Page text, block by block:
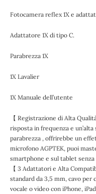
Fotocamera reflex 1X e
Adattatore 1X di tipo C.
Parabrezza 1X
1X Lavalier
1X Manuale dell’utente
【 Registrazione di Alta
risposta in frequenza e
parabrezza , offrirebbe un
microfono AGPTEK, puoi
smartphone e sul tablet senza
【 3 Adattatori e Alta
standard da 3,5 mm, cavo per
vocale o video con iPhone,